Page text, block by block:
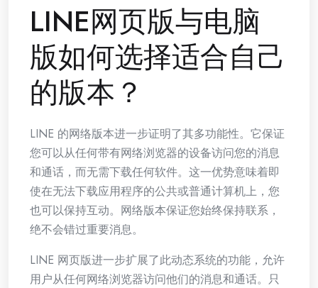
LINE网页版与电脑
版如何选择适合自己
的版本？
LINE 的网络版本进一步证明了其多功能性。它保证
您可以从任何带有网络浏览器的设备访问您的消息
和通话，而无需下载任何软件。这一优势意味着即
使在无法下载应用程序的公共或普通计算机上，您
也可以保持互动。网络版本保证您始终保持联系，
绝不会错过重要消息。
LINE 网页版进一步扩展了此动态系统的功能，允许
用户从任何网络浏览器访问他们的消息和通话。只